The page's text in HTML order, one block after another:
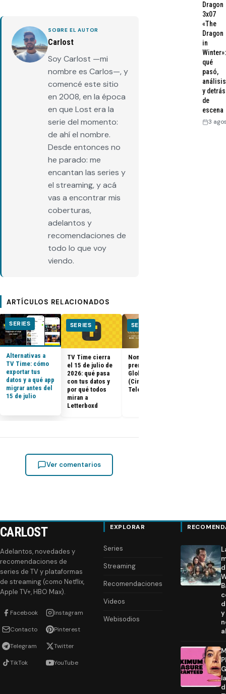
SOBRE EL AUTOR
Carlost
Soy Carlost —mi
nombre es Carlos—, y
comencé este sitio
en 2008, en la época
en que Lost era la
serie del momento:
de ahí el nombre.
Desde entonces no
he parado: me
encantan las series y
el streaming, y acá
vas a encontrar mis
coberturas,
adelantos y
recomendaciones de
todo lo que voy
viendo.
ARTÍCULOS RELACIONADOS
SERIES
Alternativas a
TV Time: cómo
exportar tus
datos y a qué app
migrar antes del
15 de julio
SERIES
TV Time cierra
el 15 de julio de
2026: qué pasa
con tus datos y
por qué todos
miran a
Letterboxd
SERIES
Nominados a los
premios Golden
Globes 2025
(Cine y
Televisión)
Ver comentarios
Dragon
3x07
«The
Dragon
in
Winter»:
qué
pasó,
análisis
y detrás
de
escena
3
CARLOST
Adelantos, novedades y
recomendaciones de
series de TV y plataformas
de streaming (como Netflix,
Apple TV+, HBO Max).
Facebook Instagram
Contacto Pinterest
Telegram Twitter
TikTok YouTube
EXPLORAR
Series
Streaming
Recomendaciones
Videos
Webisodios
y